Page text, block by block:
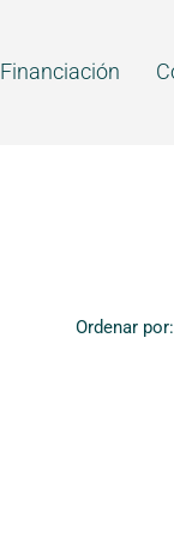
Financiación
Ordenar por: